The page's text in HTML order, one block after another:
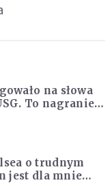
na słowa
To nagranie
o trudnym
jest dla mnie
trofea”